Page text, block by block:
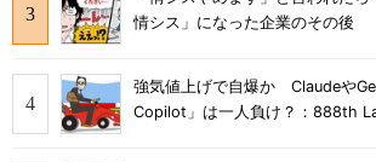
情シス」になった企業のその後
強気値上げで自爆か Claudeや
Copilot」は一人負け？：888th